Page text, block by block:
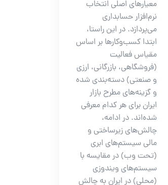
معیارهای اصلی انتخاب
نرم‌افزار حسابداری
می‌پردازد. در این راستا،
ابتدا کسب‌وکارها بر اساس
مقیاس فعالیت
(فروشگاهی، بازرگانی، ارزی
و صنعتی) دسته‌بندی شده
و گزینه‌های مطرح بازار
ایران برای هر کدام معرفی
شده‌اند. در ادامه،
چالش‌های زیرساختی و
مالی سیستم‌های ابری
(تحت وب) در مقایسه با
سیستم‌های ویندوزی
(محلی) در ایران به چالش